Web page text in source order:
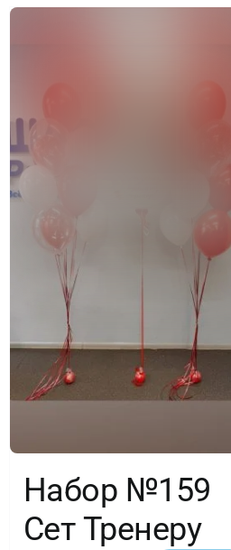
Набор №159
Сет Тренеру